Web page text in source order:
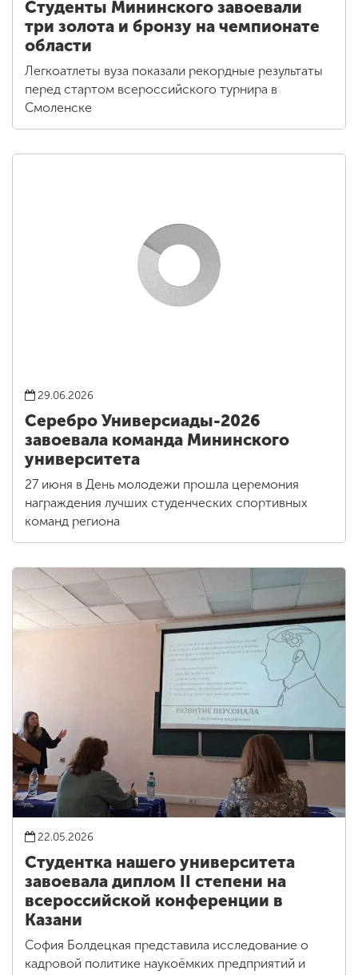
Студенты Мининского завоевали
три золота и бронзу на чемпионате
области
Легкоатлеты вуза показали рекордные результаты
перед стартом всероссийского турнира в
Смоленске
29.06.2026
Серебро Универсиады-2026
завоевала команда Мининского
университета
27 июня в День молодежи прошла церемония
награждения лучших студенческих спортивных
команд региона
22.05.2026
Студентка нашего университета
завоевала диплом II степени на
всероссийской конференции в
Казани
София Болдецкая представила исследование о
кадровой политике наукоёмких предприятий и